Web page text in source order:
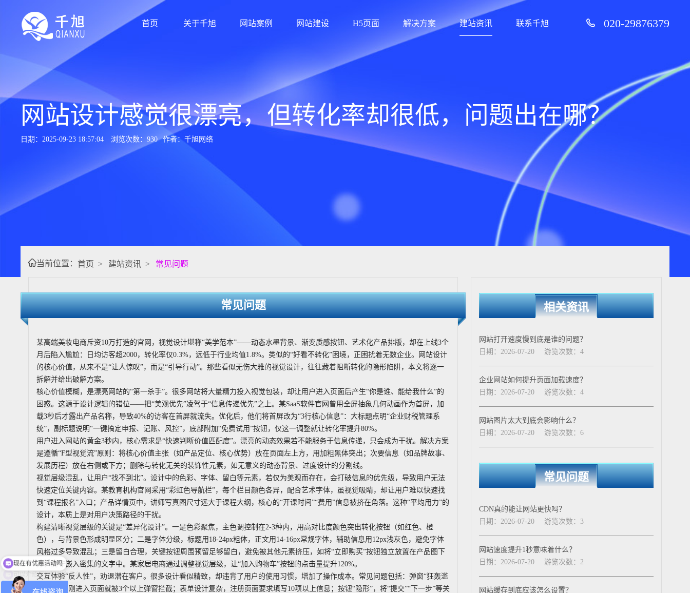
首页 关于千旭 网站案例 网站建设 H5页面 解决方案 建站资讯 联系千旭 020-29876379
网站设计感觉很漂亮，但转化率却很低，问题出在哪？
日期：2025-09-23 18:57:04 浏览次数：930 作者：千旭网络
当前位置： 首页 > 建站资讯 > 常见问题
常见问题
某高端美妆电商斥资10万打造的官网，视觉设计堪称“美学范本”——动态水墨背景、渐变质感按钮、艺术化产品排版，却在上线3个
月后陷入尴尬：日均访客超2000，转化率仅0.3%，远低于行业均值1.8%。类似的“好看不转化”困境，正困扰着无数企业。网站设计
的核心价值，从来不是“让人惊叹”，而是“引导行动”。那些看似无伤大雅的视觉设计，往往藏着阻断转化的隐形陷阱，本文将逐一
拆解并给出破解方案。
核心价值模糊，是漂亮网站的“第一杀手”。很多网站将大量精力投入视觉包装，却让用户进入页面后产生“你是谁、能给我什么”的
困惑。这源于设计逻辑的错位——把“美观优先”凌驾于“信息传递优先”之上。某SaaS软件官网曾用全屏抽象几何动画作为首屏，加
载3秒后才露出产品名称，导致40%的访客在首屏就流失。优化后，他们将首屏改为“3行核心信息”：大标题点明“企业财税管理系
统”，副标题说明“一键搞定申报、记账、风控”，底部附加“免费试用”按钮，仅这一调整就让转化率提升80%。
用户进入网站的黄金3秒内，核心需求是“快速判断价值匹配度”。漂亮的动态效果若不能服务于信息传递，只会成为干扰。解决方案
是遵循“F型视觉流”原则：将核心价值主张（如产品定位、核心优势）放在页面左上方，用加粗黑体突出；次要信息（如品牌故事、
发展历程）放在右侧或下方；删除与转化无关的装饰性元素，如无意义的动态背景、过度设计的分割线。
视觉层级混乱，让用户“找不到北”。设计中的色彩、字体、留白等元素，若仅为美观而存在，会打破信息的优先级，导致用户无法
快速定位关键内容。某教育机构官网采用“彩虹色导航栏”，每个栏目颜色各异，配合艺术字体，虽视觉吸睛，却让用户难以快速找
到“课程报名”入口；产品详情页中，讲师写真图尺寸远大于课程大纲，核心的“开课时间”“费用”信息被挤在角落。这种“平均用力”的
设计，本质上是对用户决策路径的干扰。
构建清晰视觉层级的关键是“差异化设计”。一是色彩聚焦，主色调控制在2-3种内，用高对比度颜色突出转化按钮（如红色、橙
色），与背景色形成明显区分；二是字体分级，标题用18-24px粗体，正文用14-16px常规字体，辅助信息用12px浅灰色，避免字体
风格过多导致混乱；三是留白合理，关键按钮周围预留足够留白，避免被其他元素挤压，如将“立即购买”按钮独立放置在产品图下
方，而非嵌入密集的文字中。某家居电商通过调整视觉层级，让“加入购物车”按钮的点击量提升120%。
交互体验“反人性”，劝退潜在客户。很多设计看似精致，却违背了用户的使用习惯，增加了操作成本。常见问题包括：弹窗“狂轰滥
炸”，用户刚进入页面就被3个以上弹窗拦截；表单设计复杂，注册页面要求填写10项以上信息；按钮“隐形”，将“提交”“下一步”等关
相关资讯
网站打开速度慢到底是谁的问题？
日期：2026-07-20
游览次数：4
企业网站如何提升页面加载速度？
日期：2026-07-20
游览次数：4
网站图片太大到底会影响什么？
日期：2026-07-20
游览次数：6
常见问题
CDN真的能让网站更快吗？
日期：2026-07-20
游览次数：3
网站速度提升1秒意味着什么？
日期：2026-07-20
游览次数：2
网站缓存到底应该怎么设置？
可以介绍下你们的产品么